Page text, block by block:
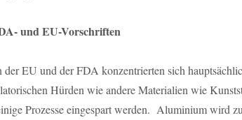
und EU-Vorschriften
EU und der FDA konzentrierten sich
Hürden wie andere Materialien wie
Prozesse eingespart werden. Aluminium wird